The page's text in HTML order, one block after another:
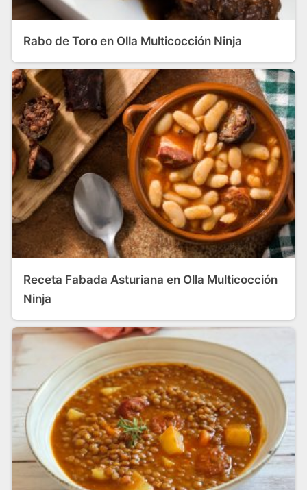
Rabo de Toro en Olla Multicocción Ninja
Receta Fabada Asturiana en Olla Multicocción
Ninja